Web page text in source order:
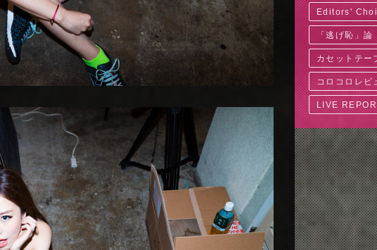
Editors'
「逃げ恥」論
カセットテー
コロコロレビ
LIVE